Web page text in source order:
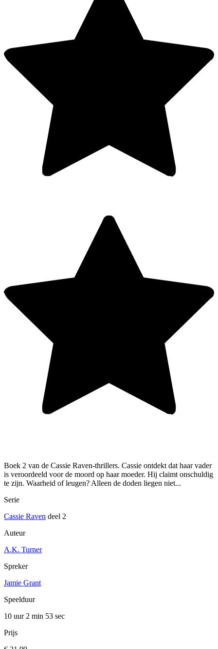
Boek 2 van de Cassie Raven-thrillers. Cassie ontdekt dat haar vader
is veroordeeld voor de moord op haar moeder. Hij claimt onschuldig
te zijn. Waarheid of leugen? Alleen de doden liegen niet...
Serie
Cassie Raven deel 2
Auteur
A.K. Turner
Spreker
Jamie Grant
Speelduur
10 uur 2 min 53 sec
Prijs